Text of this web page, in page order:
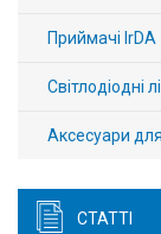
Приймачі IrDA
Світлодіодні
Аксесуари для
СТАТТІ